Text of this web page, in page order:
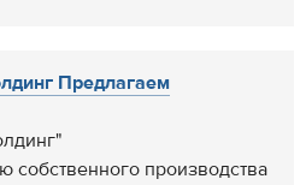
Предлагаем
собственного производства